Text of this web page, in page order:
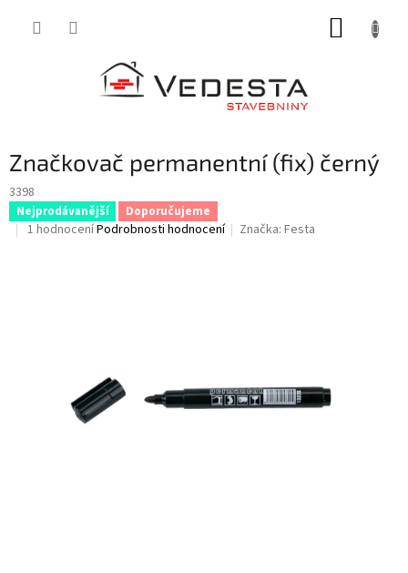
Značkovač permanentní (fix) černý
3398
Nejprodávanější Doporučujeme
Průměrné
1 hodnoceníPodrobnosti hodnocení Značka:Festa